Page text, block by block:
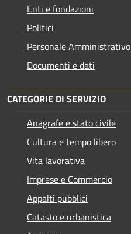
Enti e fondazioni
Politici
Personale Amministrativo
Documenti e dati
CATEGORIE DI SERVIZIO
Anagrafe e stato civile
Cultura e tempo libero
Vita lavorativa
Imprese e Commercio
Appalti pubblici
Catasto e urbanistica